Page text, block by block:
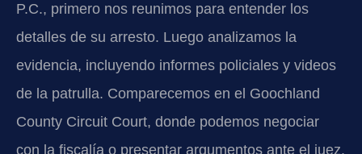
P.C., primero nos reunimos para entender los
detalles de su arresto. Luego analizamos la
evidencia, incluyendo informes policiales y videos
de la patrulla. Comparecemos en el Goochland
County Circuit Court, donde podemos negociar
con la fiscalía o presentar argumentos ante el juez.